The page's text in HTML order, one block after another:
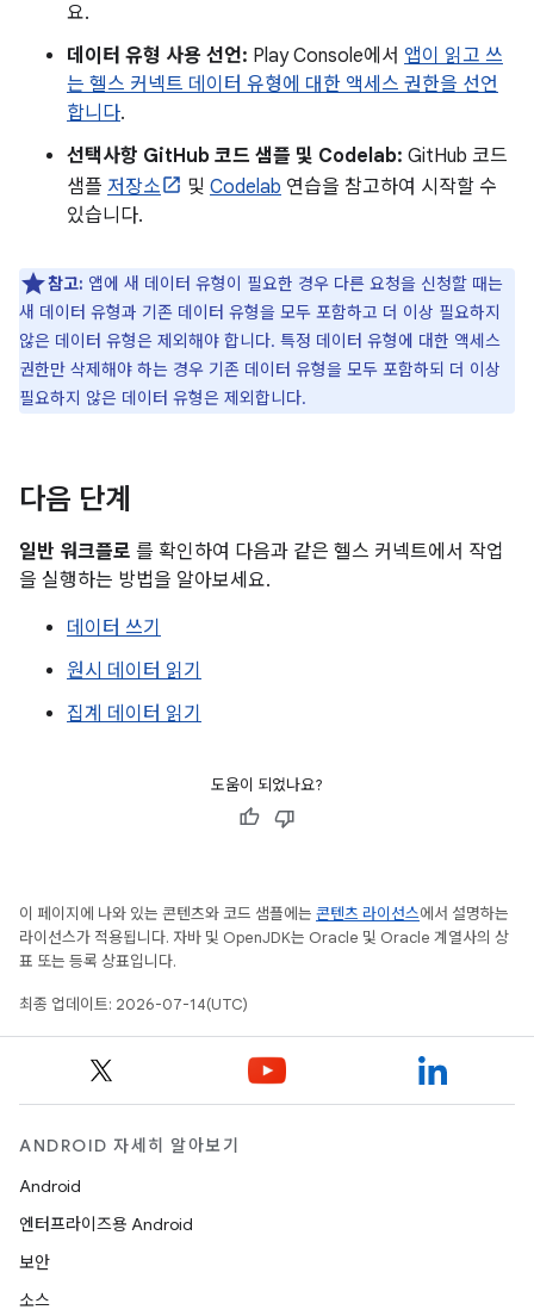
요.
데이터 유형 사용 선언: Play Console에서 앱이 읽고 쓰
는 헬스 커넥트 데이터 유형에 대한 액세스 권한을 선언
합니다.
선택사항 GitHub 코드 샘플 및 Codelab: GitHub 코드
샘플 저장소 및 Codelab 연습을 참고하여 시작할 수
있습니다.
참고: 앱에 새 데이터 유형이 필요한 경우 다른 요청을 신청할 때는
새 데이터 유형과 기존 데이터 유형을 모두 포함하고 더 이상 필요하지
않은 데이터 유형은 제외해야 합니다. 특정 데이터 유형에 대한 액세스
권한만 삭제해야 하는 경우 기존 데이터 유형을 모두 포함하되 더 이상
필요하지 않은 데이터 유형은 제외합니다.
다음 단계
일반 워크플로 를 확인하여 다음과 같은 헬스 커넥트에서 작업
을 실행하는 방법을 알아보세요.
데이터 쓰기
원시 데이터 읽기
집계 데이터 읽기
도움이 되었나요?
이 페이지에 나와 있는 콘텐츠와 코드 샘플에는 콘텐츠 라이선스에서 설명하는
라이선스가 적용됩니다. 자바 및 OpenJDK는 Oracle 및 Oracle 계열사의 상
표 또는 등록 상표입니다.
최종 업데이트: 2026-07-14(UTC)
ANDROID 자세히 알아보기
Android
엔터프라이즈용 Android
보안
소스